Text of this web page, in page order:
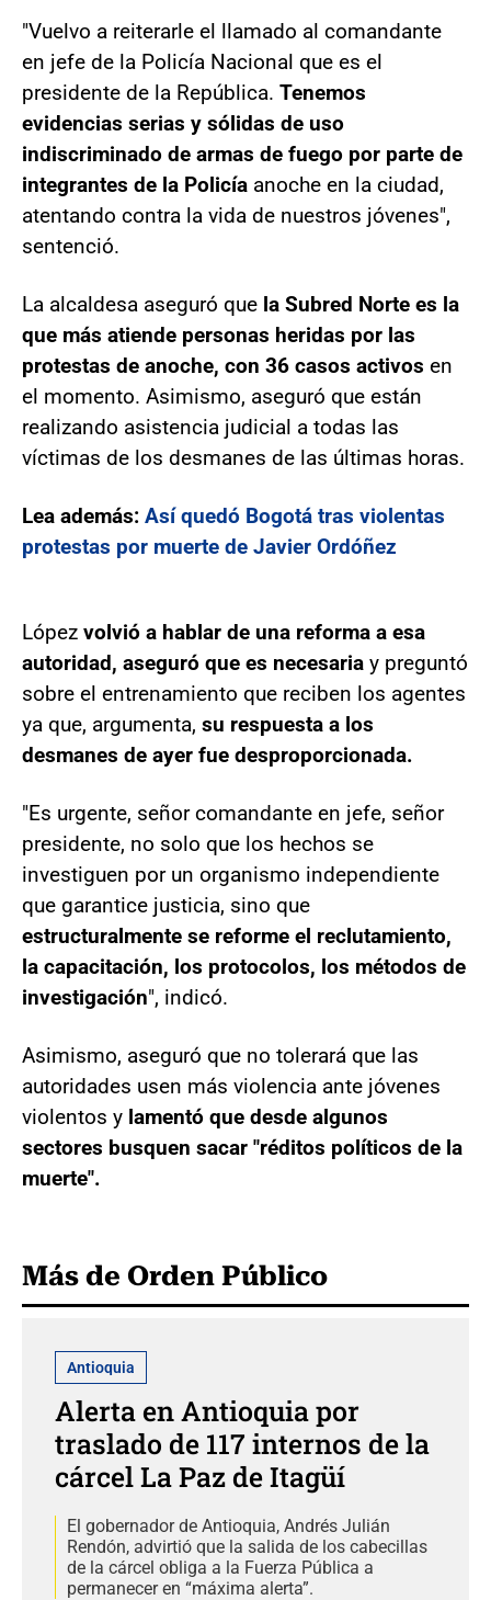
"Vuelvo a reiterarle el llamado al comandante
en jefe de la Policía Nacional que es el
presidente de la República. Tenemos
evidencias serias y sólidas de uso
indiscriminado de armas de fuego por parte de
integrantes de la Policía anoche en la ciudad,
atentando contra la vida de nuestros jóvenes",
sentenció.
La alcaldesa aseguró que la Subred Norte es la
que más atiende personas heridas por las
protestas de anoche, con 36 casos activos en
el momento. Asimismo, aseguró que están
realizando asistencia judicial a todas las
víctimas de los desmanes de las últimas horas.
Lea además: Así quedó Bogotá tras violentas
protestas por muerte de Javier Ordóñez
López volvió a hablar de una reforma a esa
autoridad, aseguró que es necesaria y preguntó
sobre el entrenamiento que reciben los agentes
ya que, argumenta, su respuesta a los
desmanes de ayer fue desproporcionada.
"Es urgente, señor comandante en jefe, señor
presidente, no solo que los hechos se
investiguen por un organismo independiente
que garantice justicia, sino que
estructuralmente se reforme el reclutamiento,
la capacitación, los protocolos, los métodos de
investigación", indicó.
Asimismo, aseguró que no tolerará que las
autoridades usen más violencia ante jóvenes
violentos y lamentó que desde algunos
sectores busquen sacar "réditos políticos de la
muerte".
Más de Orden Público
Antioquia
Alerta en Antioquia por
traslado de 117 internos de la
cárcel La Paz de Itagüí
El gobernador de Antioquia, Andrés Julián
Rendón, advirtió que la salida de los cabecillas
de la cárcel obliga a la Fuerza Pública a
permanecer en “máxima alerta”.